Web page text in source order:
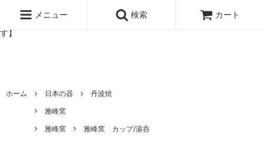
ッタのオンラインストア【アラビア,クイストゴーなどの北欧ヴィンテ
ージ食器,雅峰窯やソルテグラスジュエリーなどの作家の作品が並びま
す】
メニュー 検索 カート
ホーム 日本の器
丹波焼
雅峰窯
雅峰窯
雅峰窯 カップ/湯呑